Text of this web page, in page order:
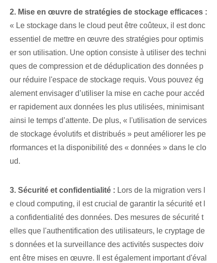
2. Mise en œuvre de stratégies de stockage efficaces :
« Le stockage dans le cloud peut être coûteux, il est donc
essentiel de mettre en œuvre des stratégies pour optimis
er son utilisation. Une option consiste à utiliser des techni
ques de compression et de déduplication des données p
our réduire l'espace de stockage requis. Vous pouvez ég
alement envisager d’utiliser la mise en cache pour accéd
er rapidement aux données les plus utilisées, minimisant
ainsi le temps d’attente. De plus, « l'utilisation de services
de stockage évolutifs et distribués » peut améliorer⁢ les pe
rformances et la disponibilité des « données » dans le clo
ud.
3. Sécurité et confidentialité : Lors de la migration vers l
e cloud computing, il est crucial de garantir la sécurité et l
a confidentialité des données. Des mesures de sécurité t
elles que l'authentification des utilisateurs, le cryptage de
s données et la surveillance des activités suspectes doiv
ent être mises en œuvre. Il est également important d'éval